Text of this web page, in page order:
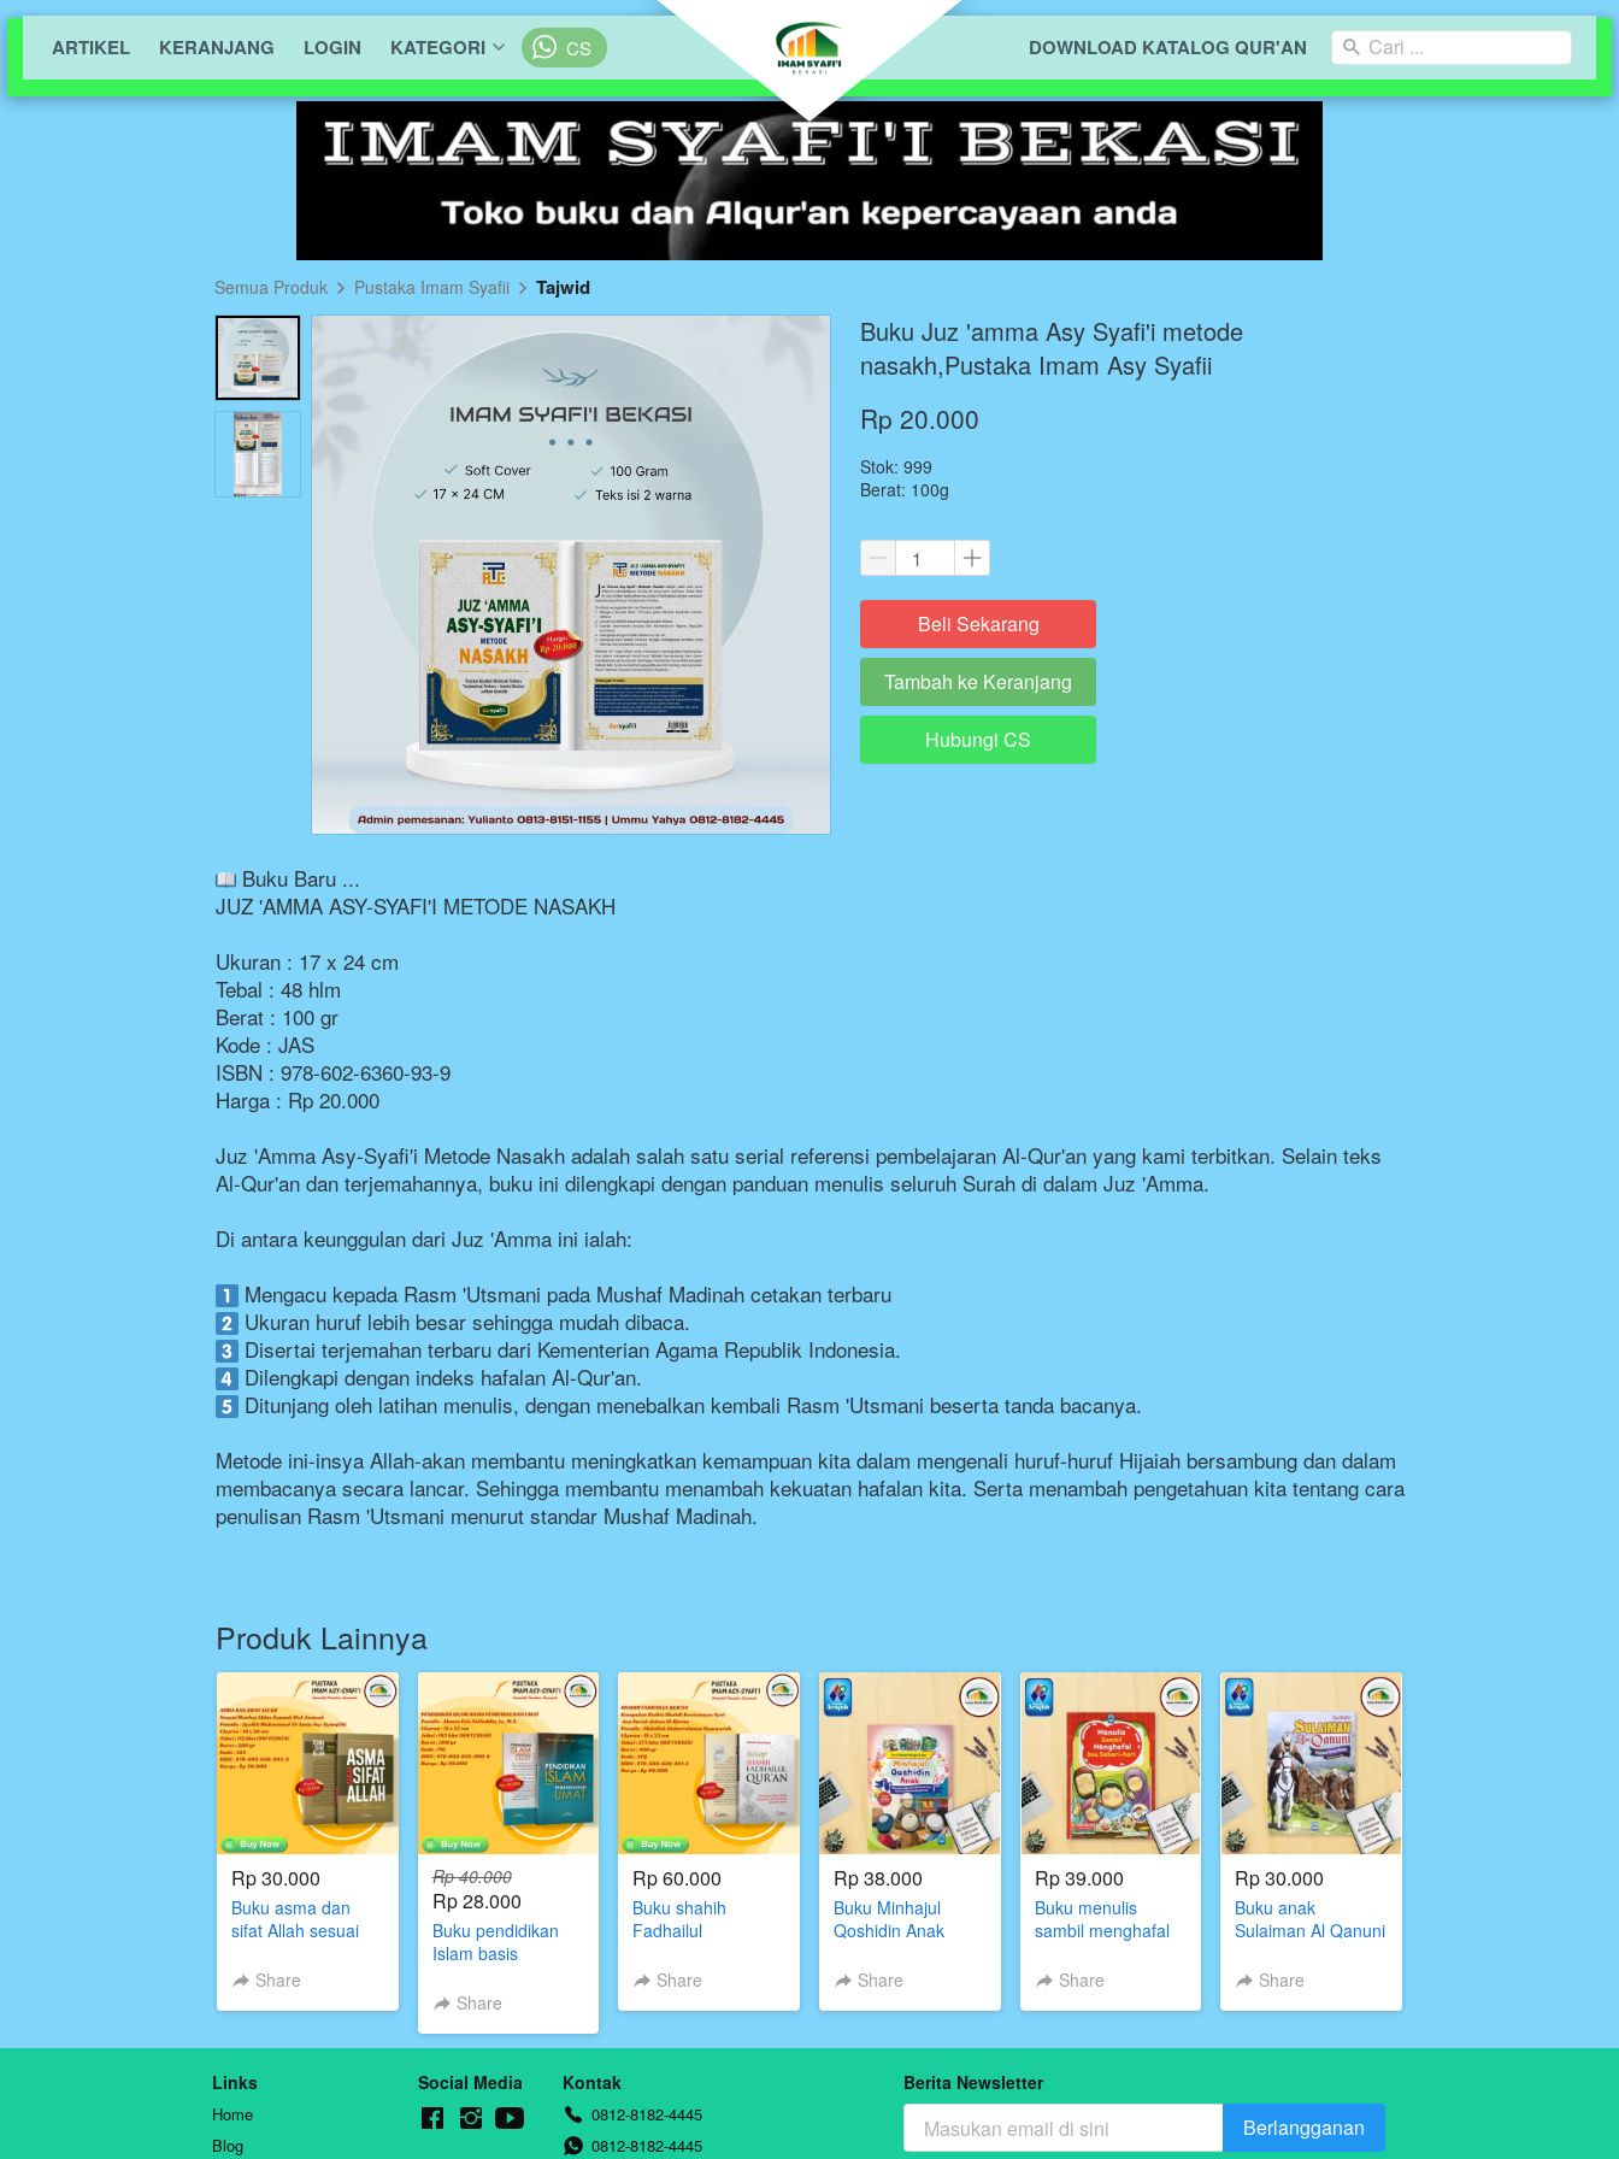
ARTIKEL KERANJANG LOGIN KATEGORI ` CS DOWNLOAD KATALOG QUR'AN Cari ...
Semua Produk Pustaka Imam Syafii Tajwid
Buku Juz 'amma Asy Syafi'i metode
nasakh,Pustaka Imam Asy Syafii
Rp 20.000
Stok: 999
Berat: 100g
`Beli Sekarang
`
Tambah ke Keranjang
`Hubungi CS
Buku Baru ...
JUZ 'AMMA ASY-SYAFI'I METODE NASAKH
Ukuran : 17 x 24 cm
Tebal : 48 hlm
Berat : 100 gr
Kode : JAS
ISBN : 978-602-6360-93-9
Harga : Rp 20.000
Juz 'Amma Asy-Syafi'i Metode Nasakh adalah salah satu serial referensi pembelajaran Al-Qur'an yang kami terbitkan. Selain teks
Al-Qur'an dan terjemahannya, buku ini dilengkapi dengan panduan menulis seluruh Surah di dalam Juz 'Amma.
Di antara keunggulan dari Juz 'Amma ini ialah:
Mengacu kepada Rasm 'Utsmani pada Mushaf Madinah cetakan terbaru
Ukuran huruf lebih besar sehingga mudah dibaca.
Disertai terjemahan terbaru dari Kementerian Agama Republik Indonesia.
Dilengkapi dengan indeks hafalan Al-Qur'an.
Ditunjang oleh latihan menulis, dengan menebalkan kembali Rasm 'Utsmani beserta tanda bacanya.
Metode ini-insya Allah-akan membantu meningkatkan kemampuan kita dalam mengenali huruf-huruf Hijaiah bersambung dan dalam
membacanya secara lancar. Sehingga membantu menambah kekuatan hafalan kita. Serta menambah pengetahuan kita tentang cara
penulisan Rasm 'Utsmani menurut standar Mushaf Madinah.
Produk Lainnya
Rp 30.000
Buku asma dan
sifat Allah sesuai
Ahlussunnah Wal
Share
Rp 40.000
Rp 28.000
Buku pendidikan
Islam basis
Umat,penulis
asifuddin,Pustaka
Share
Rp 60.000
Buku shahih
Fadhailul
Hadits Shahih
Al-Quran,Penulis
Nawwarah,Pustaka
imam asy syafii
Share
Rp 38.000
Buku Minhajul
Qoshidin Anak
Share
Rp 39.000
Buku menulis
sambil menghafal
Share
Rp 30.000
Buku anak
Sulaiman Al Qanuni
Share
Links
Home
Blog
Social Media Kontak
0812-8182-4445
0812-8182-4445
Berita Newsletter
`Berlangganan